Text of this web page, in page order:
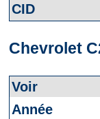
Chevrolet